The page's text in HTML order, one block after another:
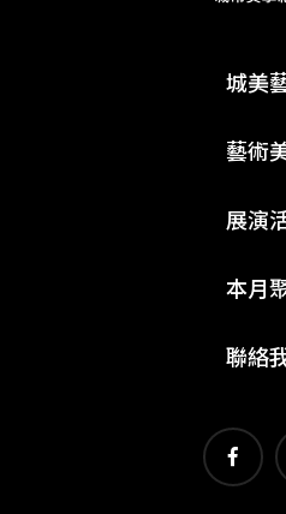
城美
藝術
展演
本月
聯絡